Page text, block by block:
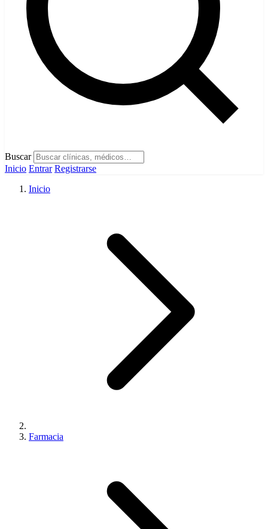
Buscar
Inicio Entrar Registrarse
Inicio
Farmacia